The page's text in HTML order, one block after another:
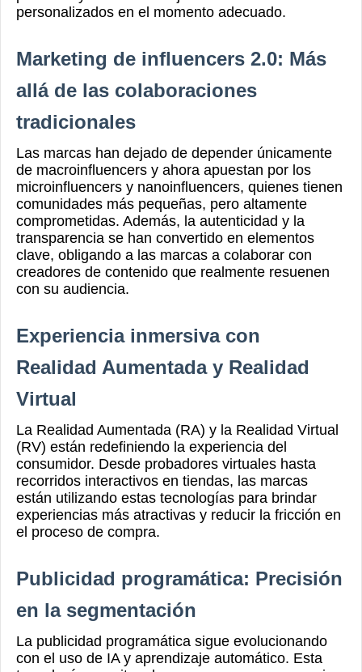
personalizados en el momento adecuado.
Marketing de influencers 2.0: Más
allá de las colaboraciones
tradicionales
Las marcas han dejado de depender únicamente
de macroinfluencers y ahora apuestan por los
microinfluencers y nanoinfluencers, quienes tienen
comunidades más pequeñas, pero altamente
comprometidas. Además, la autenticidad y la
transparencia se han convertido en elementos
clave, obligando a las marcas a colaborar con
creadores de contenido que realmente resuenen
con su audiencia.
Experiencia inmersiva con
Realidad Aumentada y Realidad
Virtual
La Realidad Aumentada (RA) y la Realidad Virtual
(RV) están redefiniendo la experiencia del
consumidor. Desde probadores virtuales hasta
recorridos interactivos en tiendas, las marcas
están utilizando estas tecnologías para brindar
experiencias más atractivas y reducir la fricción en
el proceso de compra.
Publicidad programática: Precisión
en la segmentación
La publicidad programática sigue evolucionando
con el uso de IA y aprendizaje automático. Esta